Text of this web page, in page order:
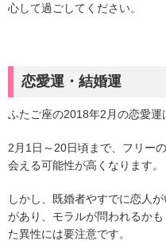
心して過ごしてください。
恋愛運・結婚運
ふたご座の2018年2月の恋愛運
2月1日～20日頃まで、フリー
会える可能性が高くなります。
しかし、既婚者やすでに恋人
があり、モラルが問われるか
た異性には要注意です。